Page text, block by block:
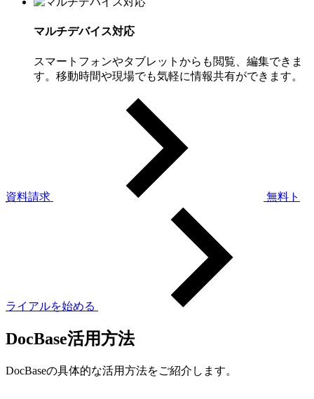
マルチデバイス対応
スマートフォンやタブレットからも閲覧、編集できま
す。移動時間や現場でも気軽に情報共有ができます。
資料請求 無料ト
ライアルを始める
DocBase活用方法
DocBaseの具体的な活用方法をご紹介します。